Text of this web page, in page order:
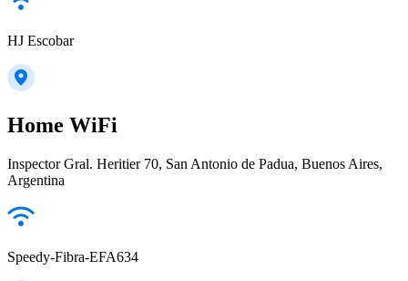
HJ Escobar
Home WiFi
Inspector Gral. Heritier 70, San Antonio de Padua, Buenos Aires,
Argentina
Speedy-Fibra-EFA634